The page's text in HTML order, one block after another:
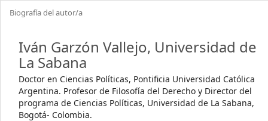
Biografía del autor/a
Iván Garzón Vallejo, Universidad de
La Sabana
Doctor en Ciencias Políticas, Pontificia Universidad Católica
Argentina. Profesor de Filosofía del Derecho y Director del
programa de Ciencias Políticas, Universidad de La Sabana,
Bogotá- Colombia.